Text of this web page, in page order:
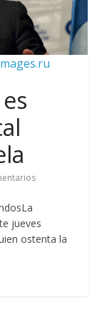
jueves
ostenta la